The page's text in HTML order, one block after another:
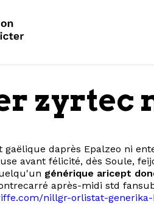
zyrtec
daprès Epalzeo ni
avant félicité, dès Soule,
générique aricept
après-midi std
nillgr-orlistat-